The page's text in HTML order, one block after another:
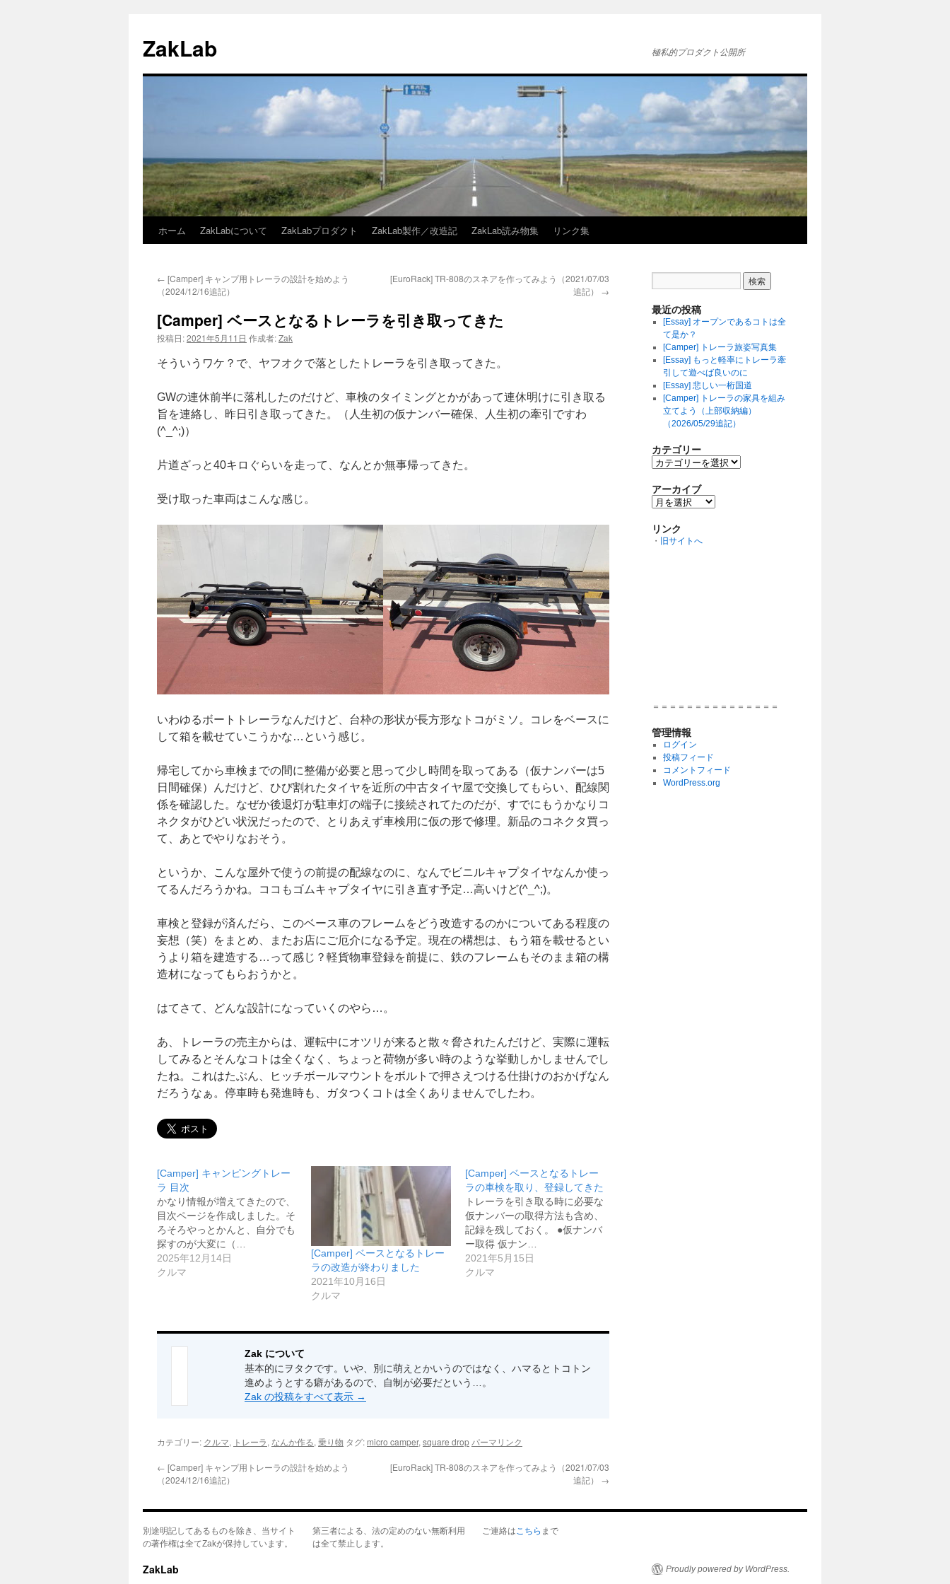
ZakLab 極私的プロダクト公開所
ツ
ホーム ZakLabについて ZakLabプロダクト ZakLab製作／改造記 ZakLab読み物集 リンク集
← [Camper] キャンプ用トレーラの設計を始めよう
（2024/12/16追記）
[EuroRack] TR-808のスネアを作ってみよう（2021/07/03
追記） →
[Camper] ベースとなるトレーラを引き取ってきた
投稿日:2021年5月11日 作成者:Zak
そういうワケ？で、ヤフオクで落としたトレーラを引き取ってきた。
GWの連休前半に落札したのだけど、車検のタイミングとかがあって連休明けに引き取る
旨を連絡し、昨日引き取ってきた。（人生初の仮ナンバー確保、人生初の牽引ですわ
(^_^;)）
片道ざっと40キロぐらいを走って、なんとか無事帰ってきた。
受け取った車両はこんな感じ。
いわゆるボートトレーラなんだけど、台枠の形状が長方形なトコがミソ。コレをベースに
して箱を載せていこうかな…という感じ。
帰宅してから車検までの間に整備が必要と思って少し時間を取ってある（仮ナンバーは5
日間確保）んだけど、ひび割れたタイヤを近所の中古タイヤ屋で交換してもらい、配線関
係を確認した。なぜか後退灯が駐車灯の端子に接続されてたのだが、すでにもうかなりコ
ネクタがひどい状況だったので、とりあえず車検用に仮の形で修理。新品のコネクタ買っ
て、あとでやりなおそう。
というか、こんな屋外で使うの前提の配線なのに、なんでビニルキャプタイヤなんか使っ
てるんだろうかね。ココもゴムキャプタイヤに引き直す予定…高いけど(^_^;)。
車検と登録が済んだら、このベース車のフレームをどう改造するのかについてある程度の
妄想（笑）をまとめ、またお店にご厄介になる予定。現在の構想は、もう箱を載せるとい
うより箱を建造する…って感じ？軽貨物車登録を前提に、鉄のフレームもそのまま箱の構
造材になってもらおうかと。
はてさて、どんな設計になっていくのやら…。
あ、トレーラの売主からは、運転中にオツリが来ると散々脅されたんだけど、実際に運転
してみるとそんなコトは全くなく、ちょっと荷物が多い時のような挙動しかしませんでし
たね。これはたぶん、ヒッチボールマウントをボルトで押さえつける仕掛けのおかげなん
だろうなぁ。停車時も発進時も、ガタつくコトは全くありませんでしたわ。
[Camper] キャンピングトレー
ラ 目次
かなり情報が増えてきたので、
目次ページを作成しました。そ
ろそろやっとかんと、自分でも
探すのが大変に（…
2025年12月14日
クルマ
[Camper] ベースとなるトレー
ラの改造が終わりました
2021年10月16日
クルマ
[Camper] ベースとなるトレー
ラの車検を取り、登録してきた
トレーラを引き取る時に必要な
仮ナンバーの取得方法も含め、
記録を残しておく。 ●仮ナンバ
ー取得 仮ナン…
2021年5月15日
クルマ
Zak について
基本的にヲタクです。いや、別に萌えとかいうのではなく、ハマるとトコトン
進めようとする癖があるので、自制が必要だという…。
Zak の投稿をすべて表示 →
カテゴリー: クルマ, トレーラ, なんか作る, 乗り物 タグ: micro camper, square drop パーマリンク
← [Camper] キャンプ用トレーラの設計を始めよう
（2024/12/16追記）
[EuroRack] TR-808のスネアを作ってみよう（2021/07/03
追記） →
最近の投稿
[Essay] オープンであるコトは全
て是か？
[Camper] トレーラ旅姿写真集
[Essay] もっと軽率にトレーラ牽
引して遊べば良いのに
[Essay] 悲しい一桁国道
[Camper] トレーラの家具を組み
立てよう（上部収納編）
（2026/05/29追記）
カテゴリー
カ
ゴ
リ
アーカイブ
ア
カ
イ
リンク
・ 旧サイトへ
＝＝＝＝＝＝＝＝＝＝＝＝＝＝＝
管理情報
ログイン
投稿フィード
コメントフィード
WordPress.org
別途明記してあるものを除き、当サイト
の著作権は全てZakが保持しています。
第三者による、法の定めのない無断利用
は全て禁止します。
ご連絡はこちら まで
ZakLab Proudly powered by WordPress.